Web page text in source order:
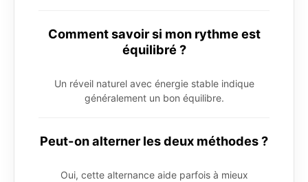
Comment savoir si mon rythme est
équilibré ?
Un réveil naturel avec énergie stable indique
généralement un bon équilibre.
Peut-on alterner les deux méthodes ?
Oui, cette alternance aide parfois à mieux